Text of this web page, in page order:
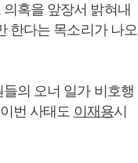
혹을 앞장서 밝혀내
한다는 목소리가 나오
의 오너 일가 비호행
번 사태도 이재용시